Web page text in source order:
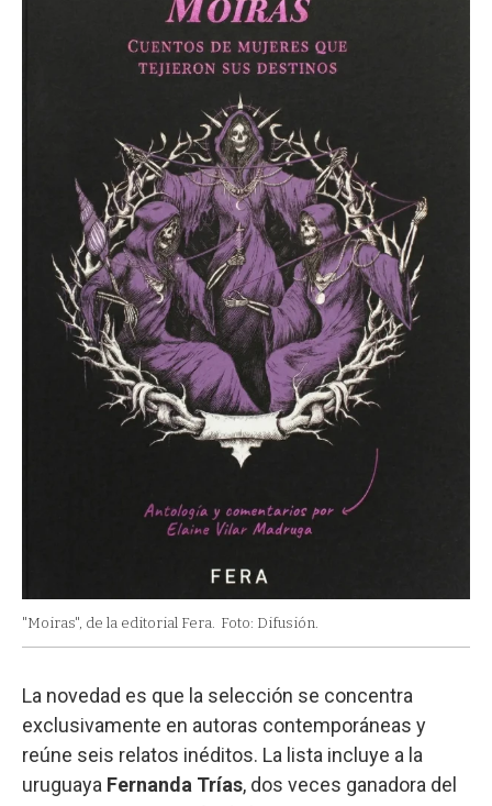
"Moiras", de la editorial Fera. Foto: Difusión.
La novedad es que la selección se concentra
exclusivamente en autoras contemporáneas y
reúne seis relatos inéditos. La lista incluye a la
uruguaya Fernanda Trías, dos veces ganadora del